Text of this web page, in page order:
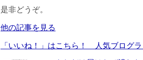
是非どうぞ。
他の記事を見る
「いいね！」はこちら！ 人気ブログ